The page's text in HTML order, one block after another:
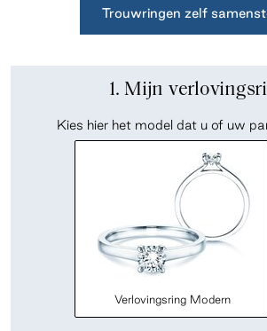
Trouwringen zelf
1. Mijn
Kies hier het model dat u of uw
Verlovingsring Modern